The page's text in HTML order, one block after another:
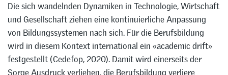
Die sich wandelnden Dynamiken in Technologie, Wirtschaft
und Gesellschaft ziehen eine kontinuierliche Anpassung
von Bildungssystemen nach sich. Für die Berufsbildung
wird in diesem Kontext international ein «academic drift»
festgestellt (Cedefop, 2020). Damit wird einerseits der
Sorge Ausdruck verliehen, die Berufsbildung verliere